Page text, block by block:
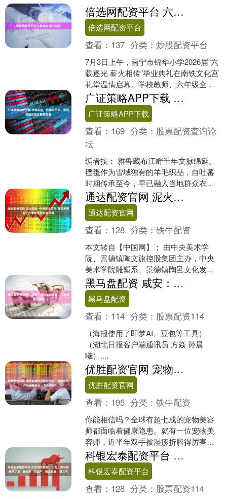
倍选网配资平台 六载逐光 薪火相传
倍选网配资平台
查看： 137 分类：炒股配资平台
7月3日上午，南宁市锦华小学2026届“六
载逐光 薪火相传”毕业典礼在南铁文化宫
礼堂温情启幕。学校教师、六年级全体
学生及家长齐聚一堂，共同见证学子圆
满结业，奔赴....
广证策略APP下载 全程实拍，经纬织千年，雪域氆氇织就富民新图景
广证策略APP下载
查看： 169 分类： 股票配资查询论
坛
编者按： 雅鲁藏布江畔千年文脉绵延。
氆氇作为雪域独有的羊毛织品，自吐蕃
时期传承至今，早已融入当地群众衣食
起居，是承载民族记忆、见证各民族交
往交流交融的文化载体。....
通达配资官网 泥火境象—中央美术学院·雕塑系陶瓷工作室教学研究展开幕
通达配资官网
查看： 128 分类：铁牛配资
本文转自【中国网】； 由中央美术学
院、景德镇陶文旅控股集团主办，中央
美术学院雕塑系、景德镇陶邑文化发展
有限公司、中央美术学院陶溪川美术馆
联合承办的泥火境象—中央....
黑马盘配资 咸安：海报丨AI执笔绘清风，古诗词里话清廉
黑马盘配资
查看： 114 分类： 股票配资114
（海报使用了即梦AI、豆包等工具）
（湖北日报客户端通讯员 方焱 孙晨
曦）....
优胜配资官网 宠物美容师湿疹困扰多：病因成谜、产品问题频出，责任谁担？
优胜配资官网
查看： 195 分类：铁牛配资
你能相信吗？全球有超七成的宠物美容
师都面临着健康隐患。就有一位宠物美
容师，近半年双手被湿疹折腾得厉害，
连剪刀都拿不稳。这湿疹究竟有多严
重，又是怎么产生的？背后藏....
科银宏泰配资平台 好友突然离世，七旬上海爷叔继承了其“最宝贵”的遗产！网友泪目：讲义气
科银宏泰配资平台
查看： 128 分类： 股票配资114